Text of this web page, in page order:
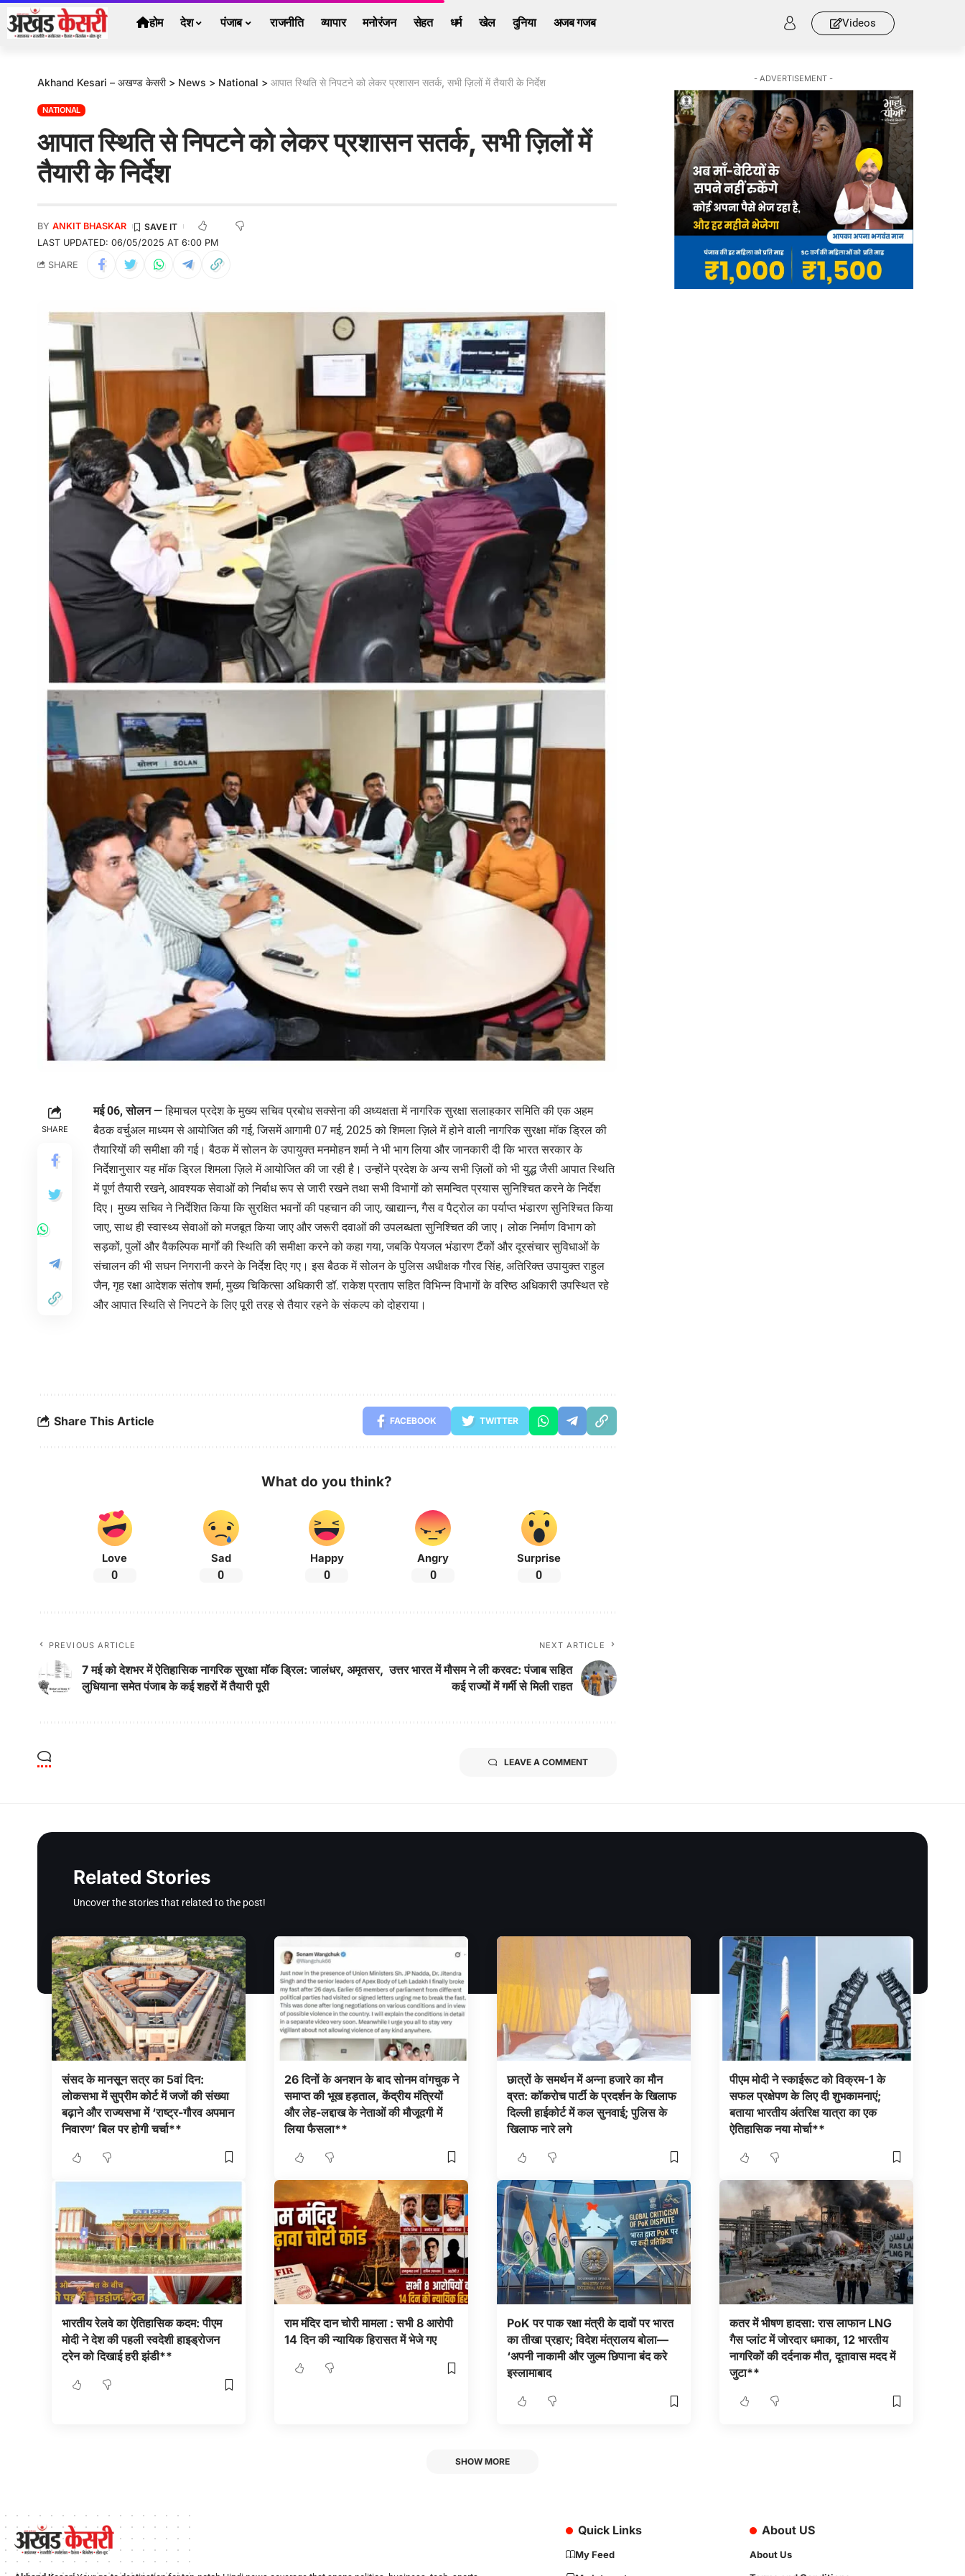
होम देश पंजाब राजनीति व्यापार मनोरंजन सेहत धर्म खेल दुनिया अजब गजब Videos
Akhand Kesari – अखण्ड केसरी> News > National > आपात स्थिति से निपटने को लेकर प्रशासन सतर्क, सभी ज़िलों में तैयारी के निर्देश
NATIONAL
आपात स्थिति से निपटने को लेकर प्रशासन सतर्क, सभी ज़िलों में
तैयारी के निर्देश
LAST UPDATED: 06/05/2025 AT 6:00 PM
BY ANKIT BHASKAR
SHARE
SHARE
मई 06, सोलन —हिमाचल प्रदेश के मुख्य सचिव प्रबोध सक्सेना की अध्यक्षता में नागरिक सुरक्षा सलाहकार समिति की एक अहम
बैठक वर्चुअल माध्यम से आयोजित की गई, जिसमें आगामी 07 मई, 2025 को शिमला ज़िले में होने वाली नागरिक सुरक्षा मॉक ड्रिल की
तैयारियों की समीक्षा की गई। बैठक में सोलन के उपायुक्त मनमोहन शर्मा ने भी भाग लिया और जानकारी दी कि भारत सरकार के
निर्देशानुसार यह मॉक ड्रिल शिमला ज़िले में आयोजित की जा रही है। उन्होंने प्रदेश के अन्य सभी ज़िलों को भी युद्ध जैसी आपात स्थिति
में पूर्ण तैयारी रखने, आवश्यक सेवाओं को निर्बाध रूप से जारी रखने तथा सभी विभागों को समन्वित प्रयास सुनिश्चित करने के निर्देश
दिए। मुख्य सचिव ने निर्देशित किया कि सुरक्षित भवनों की पहचान की जाए, खाद्यान्न, गैस व पैट्रोल का पर्याप्त भंडारण सुनिश्चित किया
जाए, साथ ही स्वास्थ्य सेवाओं को मजबूत किया जाए और जरूरी दवाओं की उपलब्धता सुनिश्चित की जाए। लोक निर्माण विभाग को
सड़कों, पुलों और वैकल्पिक मार्गों की स्थिति की समीक्षा करने को कहा गया, जबकि पेयजल भंडारण टैंकों और दूरसंचार सुविधाओं के
संचालन की भी सघन निगरानी करने के निर्देश दिए गए। इस बैठक में सोलन के पुलिस अधीक्षक गौरव सिंह, अतिरिक्त उपायुक्त राहुल
जैन, गृह रक्षा आदेशक संतोष शर्मा, मुख्य चिकित्सा अधिकारी डॉ. राकेश प्रताप सहित विभिन्न विभागों के वरिष्ठ अधिकारी उपस्थित रहे
और आपात स्थिति से निपटने के लिए पूरी तरह से तैयार रहने के संकल्प को दोहराया।
Share This Article FACEBOOK TWITTER
What do you think?
Love
0
Sad
0
Happy
0
Angry
0
Surprise
0
PREVIOUS ARTICLE
7 मई को देशभर में ऐतिहासिक नागरिक सुरक्षा मॉक ड्रिल: जालंधर, अमृतसर,
लुधियाना समेत पंजाब के कई शहरों में तैयारी पूरी
NEXT ARTICLE
उत्तर भारत में मौसम ने ली करवट: पंजाब सहित
कई राज्यों में गर्मी से मिली राहत
LEAVE A COMMENT
- ADVERTISEMENT -
Related Stories
Uncover the stories that related to the post!
संसद के मानसून सत्र का 5वां दिन:
लोकसभा में सुप्रीम कोर्ट में जजों की संख्या
बढ़ाने और राज्यसभा में ‘राष्ट्र-गौरव अपमान
निवारण’ बिल पर होगी चर्चा**
26 दिनों के अनशन के बाद सोनम वांगचुक ने
समाप्त की भूख हड़ताल, केंद्रीय मंत्रियों
और लेह-लद्दाख के नेताओं की मौजूदगी में
लिया फैसला**
छात्रों के समर्थन में अन्ना हजारे का मौन
व्रत: कॉकरोच पार्टी के प्रदर्शन के खिलाफ
दिल्ली हाईकोर्ट में कल सुनवाई; पुलिस के
खिलाफ नारे लगे
पीएम मोदी ने स्काईरूट को विक्रम-1 के
सफल प्रक्षेपण के लिए दी शुभकामनाएं;
बताया भारतीय अंतरिक्ष यात्रा का एक
ऐतिहासिक नया मोर्चा**
भारतीय रेलवे का ऐतिहासिक कदम: पीएम
मोदी ने देश की पहली स्वदेशी हाइड्रोजन
ट्रेन को दिखाई हरी झंडी**
राम मंदिर दान चोरी मामला : सभी 8 आरोपी
14 दिन की न्यायिक हिरासत में भेजे गए
PoK पर पाक रक्षा मंत्री के दावों पर भारत
का तीखा प्रहार; विदेश मंत्रालय बोला—
‘अपनी नाकामी और जुल्म छिपाना बंद करे
इस्लामाबाद
कतर में भीषण हादसा: रास लाफान LNG
गैस प्लांट में जोरदार धमाका, 12 भारतीय
नागरिकों की दर्दनाक मौत, दूतावास मदद में
जुटा**
SHOW MORE
Quick Links
My Feed
About US
About Us